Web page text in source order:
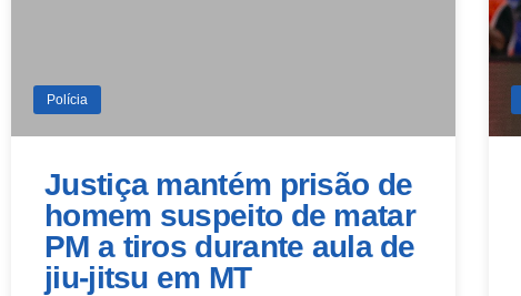
Polícia
Justiça mantém prisão de
homem suspeito de matar
PM a tiros durante aula de
jiu-jitsu em MT